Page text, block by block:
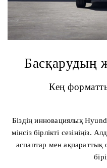
Басқарудың
Кең
Біздің инновациялық
мінсіз бірлікті сезініңіз.
аспаптар мен ақпараттық